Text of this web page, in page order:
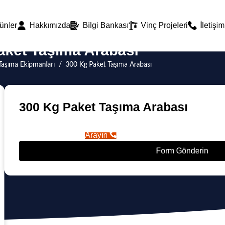
Hakkımızda Bilgi Bankası Vinç Projeleri İletişim
Taşıma Arabası
Ekipmanları / 300 Kg Paket Taşıma Arabası
300 Kg Paket Taşıma Arabası
Arayın
Form Gönderin